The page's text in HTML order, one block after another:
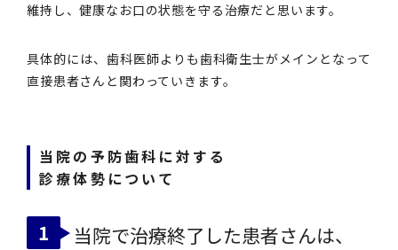
維持し、健康なお口の状態を守る治療だと思います。
具体的には、歯科医師よりも歯科衛生士がメインとなって
直接患者さんと関わっていきます。
当院の予防歯科に対する
診療体勢について
当院で治療終了した患者さんは、